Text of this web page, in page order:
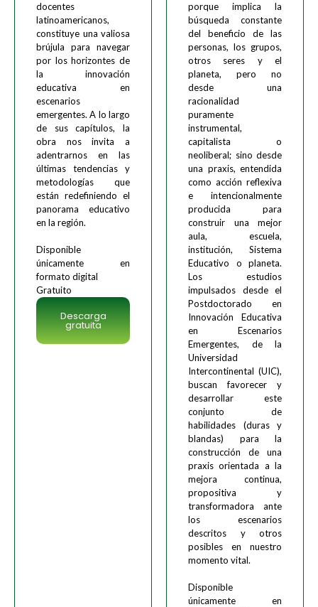
docentes
latinoamericanos,
constituye una valiosa
brújula para navegar
por los horizontes de
la innovación
educativa en
escenarios
emergentes. A lo largo
de sus capítulos, la
obra nos invita a
adentrarnos en las
últimas tendencias y
metodologías que
están redefiniendo el
panorama educativo
en la región.
Disponible
únicamente en
formato digital
Gratuito
Descarga
gratuita
porque implica la
búsqueda constante
del beneficio de las
personas, los grupos,
otros seres y el
planeta, pero no
desde una
racionalidad
puramente
instrumental,
capitalista o
neoliberal; sino desde
una praxis, entendida
como acción reflexiva
e intencionalmente
producida para
construir una mejor
aula, escuela,
institución, Sistema
Educativo o planeta.
Los estudios
impulsados desde el
Postdoctorado en
Innovación Educativa
en Escenarios
Emergentes, de la
Universidad
Intercontinental (UIC),
buscan favorecer y
desarrollar este
conjunto de
habilidades (duras y
blandas) para la
construcción de una
praxis orientada a la
mejora continua,
propositiva y
transformadora ante
los escenarios
descritos y otros
posibles en nuestro
momento vital.
Disponible
únicamente en